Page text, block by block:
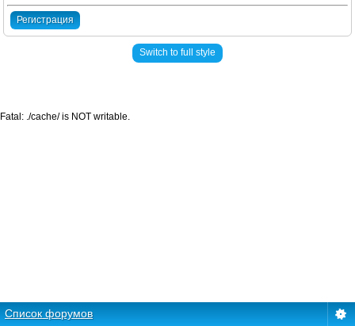
Регистрация
Switch to full style
Список форумов
Fatal: ./cache/ is NOT writable.